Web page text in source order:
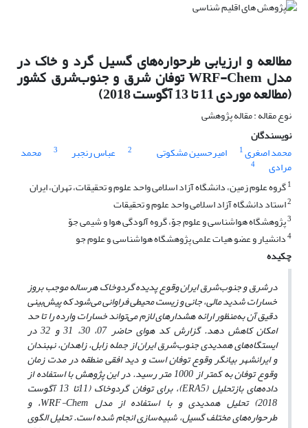
مطالعه و ارزیابی طرحواره‌های گسیل گرد و خاک در
مدل WRF-Chem توفان شرق و جنوب‌شرق کشور
(مطالعه موردی 11 تا 13 آگوست 2018)
نوع مقاله : مقاله پژوهشی
نویسندگان
محمد اصغری1 امیرحسین مشکوتی 2 عباس رنجبر 3 محمد
مرادی
4
1گروه علوم زمین، دانشگاه آزاد اسلامی واحد علوم و تحقیقات، تهران، ایران
2استاد دانشگاه آزاد اسلامی واحد علوم و تحقیقات
3پژوهشگاه هواشناسی و علوم جوّ، گروه آلودگی هوا و شیمی جوّ
4دانشیار و عضو هیات علمی پژوهشگاه هواشناسی ,و علوم جو
چکیده
درشرق و جنوب‌شرق ایران وقوع پدیده گردوخاک هرساله موجب بروز
خسارات شدید مالی، جانی و زیست محیطی فراوانی می‌شود که پیش‌بینی
دقیق آن به‌منظور ارائه هشدارهای لازم می‌تواند خسارات وارده را تا حد
امکان کاهش دهد. گزارش کد هوای حاضر 07، 30، 31 و 32 در
ایستگاه‌های همدیدی جنوب‌شرق ایران از جمله زابل، زاهدان، نهبندان
و ایرانشهر بیانگر وقوع توفان است و دید افقی منطقه در مدت زمان
وقوع توفان به کمتر از 1000 متر رسید. در این پژوهش با استفاده از
داده‌های بازتحلیل(ERA5) ، برای توفان گردوخاک (11تا 13 آگوست
2018) تحلیل همدیدی و با استفاده از مدل WRF-Chem، و
طرحواره‌های مختلف گسیل، شبیه‌سازی انجام شده است. تحلیل الگوی